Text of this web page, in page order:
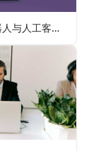
智能外呼机器人与人工客服：无法完全替代的关系